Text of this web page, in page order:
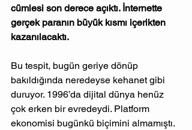
cümlesi son derece açıktı. İnternette
gerçek paranın büyük kısmı içerikten
kazanılacaktı.
Bu tespit, bugün geriye dönüp
bakıldığında neredeyse kehanet gibi
duruyor. 1996’da dijital dünya henüz
çok erken bir evredeydi. Platform
ekonomisi bugünkü biçimini almamıştı.